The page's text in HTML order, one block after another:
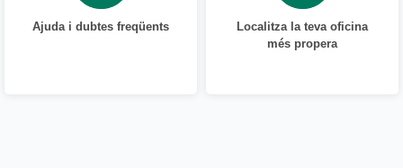
Ajuda i dubtes freqüents
Localitza la teva oficina
més propera